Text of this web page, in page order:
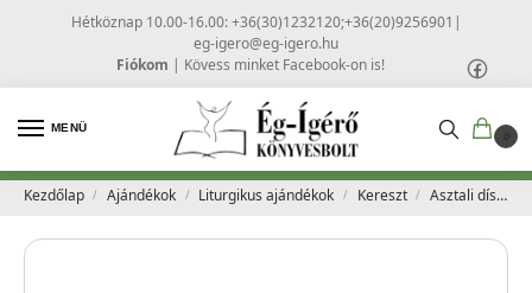
Hétköznap 10.00-16.00: +36(30)1232120;+36(20)9256901 |
eg-igero@eg-igero.hu
Fiókom | Kövess minket Facebook-on is!
MENÜ
0
Kezdőlap / Ajándékok / Liturgikus ajándékok / Kereszt / Asztali dísz fából – Húsvéti nyitott sír